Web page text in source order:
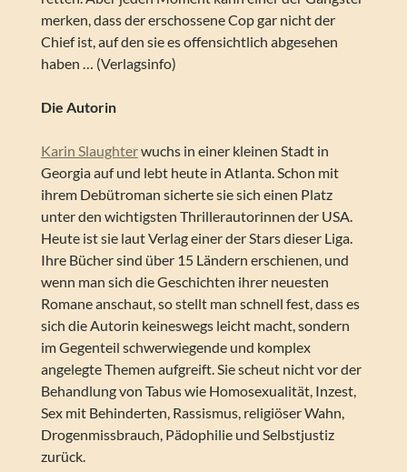
merken, dass der erschossene Cop gar nicht der
Chief ist, auf den sie es offensichtlich abgesehen
haben … (Verlagsinfo)
Die Autorin
Karin Slaughterwuchs in einer kleinen Stadt in
Georgia auf und lebt heute in Atlanta. Schon mit
ihrem Debütroman sicherte sie sich einen Platz
unter den wichtigsten Thrillerautorinnen der USA.
Heute ist sie laut Verlag einer der Stars dieser Liga.
Ihre Bücher sind über 15 Ländern erschienen, und
wenn man sich die Geschichten ihrer neuesten
Romane anschaut, so stellt man schnell fest, dass es
sich die Autorin keineswegs leicht macht, sondern
im Gegenteil schwerwiegende und komplex
angelegte Themen aufgreift. Sie scheut nicht vor der
Behandlung von Tabus wie Homosexualität, Inzest,
Sex mit Behinderten, Rassismus, religiöser Wahn,
Drogenmissbrauch, Pädophilie und Selbstjustiz
zurück.